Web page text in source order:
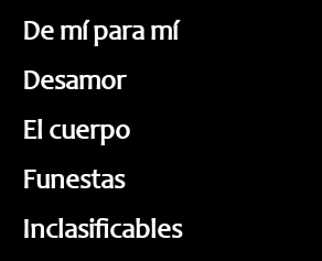
De mí para mí
Desamor
El cuerpo
Funestas
Inclasificables